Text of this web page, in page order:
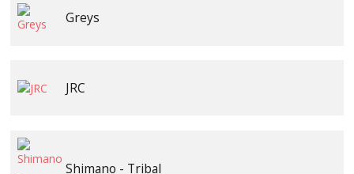
Greys
JRC
Shimano - Tribal